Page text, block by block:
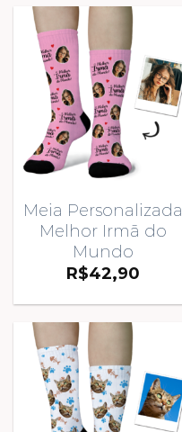
Meia Personalizada
Melhor Irmã do
Mundo
R$42,90